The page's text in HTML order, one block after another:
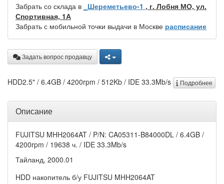
Забрать со склада в _Шереметьево-1 , г. Лобня МО, ул.
Спортивная, 1А
Забрать с мобильной точки выдачи в Москве расписание
Задать вопрос продавцу
HDD2.5" / 6.4GB / 4200rpm / 512Kb / IDE 33.3Mb/s Подробнее
Описание
FUJITSU MHH2064AT / P/N: CA05311-B84000DL / 6.4GB /
4200rpm / 19638 ч. / IDE 33.3Mb/s
Тайланд, 2000.01
HDD накопитель б/у FUJITSU MHH2064AT